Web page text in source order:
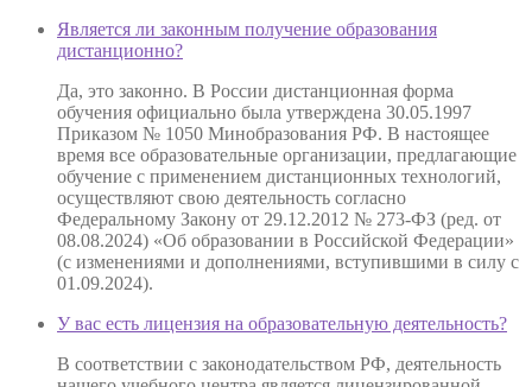
Является ли законным получение образования
дистанционно?
Да, это законно. В России дистанционная форма
обучения официально была утверждена 30.05.1997
Приказом № 1050 Минобразования РФ. В настоящее
время все образовательные организации, предлагающие
обучение с применением дистанционных технологий,
осуществляют свою деятельность согласно
Федеральному Закону от 29.12.2012 № 273-ФЗ (ред. от
08.08.2024) «Об образовании в Российской Федерации»
(с изменениями и дополнениями, вступившими в силу с
01.09.2024).
У вас есть лицензия на образовательную деятельность?
В соответствии с законодательством РФ, деятельность